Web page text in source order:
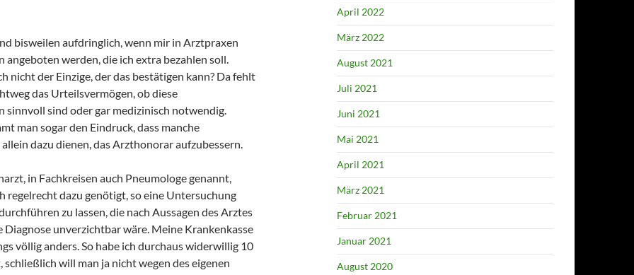
bisweilen aufdringlich, wenn mir in Arztpraxen
angeboten werden, die ich extra bezahlen soll.
nicht der Einzige, der das bestätigen kann? Da fehlt
das Urteilsvermögen, ob diese
sinnvoll sind oder gar medizinisch notwendig.
man sogar den Eindruck, dass manche
dazu dienen, das Arzthonorar aufzubessern.
in Fachkreisen auch Pneumologe genannt,
regelrecht dazu genötigt, so eine Untersuchung
zu lassen, die nach Aussagen des Arztes
Diagnose unverzichtbar wäre. Meine Krankenkasse
völlig anders. So habe ich durchaus widerwillig 10
schließlich will man ja nicht wegen des eigenen
April 2022
März 2022
August 2021
Juli 2021
Juni 2021
Mai 2021
April 2021
März 2021
Februar 2021
Januar 2021
August 2020